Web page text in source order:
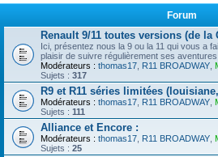
Forum
Renault 9/11 toutes versions (de la
Ici, présentez nous la 9 ou la 11 qui vous a
plaisir de suivre régulièrement ses aventures
Modérateurs : thomas17 R11 BROADWAY
Sujets : 317
R9 et R11 séries limitées
Modérateurs : thomas17 R11 BROADWAY
Sujets : 111
Alliance et Encore :
Modérateurs : thomas17 R11 BROADWAY
Sujets : 25